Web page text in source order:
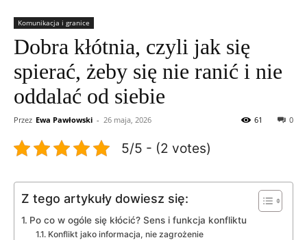
Komunikacja i granice
Dobra kłótnia, czyli jak się
spierać, żeby się nie ranić i nie
oddalać od siebie
Przez Ewa Pawłowski - 26 maja, 2026 0
61
5/5 - (2 votes)
Z tego artykuły dowiesz się:
Po co w ogóle się kłócić? Sens i funkcja konfliktu
Konflikt jako informacja, nie zagrożenie